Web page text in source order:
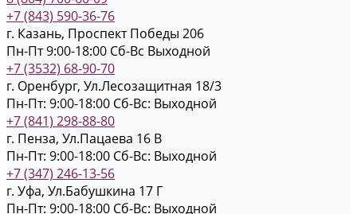
+7 (843) 590-36-76
г. Казань, Проспект Победы 206
Пн-Пт 9:00-18:00 Cб-Вс Выходной
+7 (3532) 68-90-70
г. Оренбург, Ул.Лесозащитная 18/3
Пн-Пт: 9:00-18:00 Cб-Вс: Выходной
+7 (841) 298-88-80
г. Пенза, Ул.Пацаева 16 В
Пн-Пт: 9:00-18:00 Cб-Вс: Выходной
+7 (347) 246-13-56
г. Уфа, Ул.Бабушкина 17 Г
Пн-Пт: 9:00-18:00 Cб-Вс: Выходной